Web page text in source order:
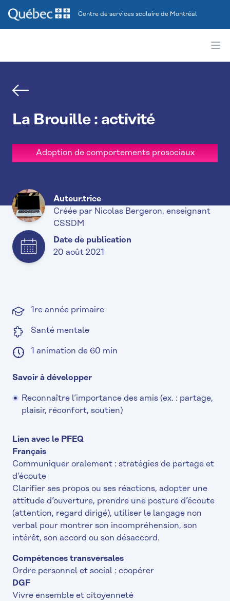
Centre de services scolaire de Montréal
La Brouille : activité
Gauche
Adoption de comportements prosociaux
Auteur.trice
Créée par Nicolas Bergeron, enseignant
CSSDM
Date de publication
20 août 2021
1re année primaire
Santé mentale
1 animation de 60 min
Savoir à développer
Reconnaître l’importance des amis (ex. : partage,
plaisir, réconfort, soutien)
Lien avec le PFEQ
Français
Communiquer oralement : stratégies de partage et
d’écoute
Clarifier ses propos ou ses réactions, adopter une
attitude d’ouverture, prendre une posture d’écoute
(attention, regard dirigé), utiliser le langage non
verbal pour montrer son incompréhension, son
intérêt, son accord ou son désaccord.
Compétences transversales
Ordre personnel et social : coopérer
DGF
Vivre ensemble et citoyenneté